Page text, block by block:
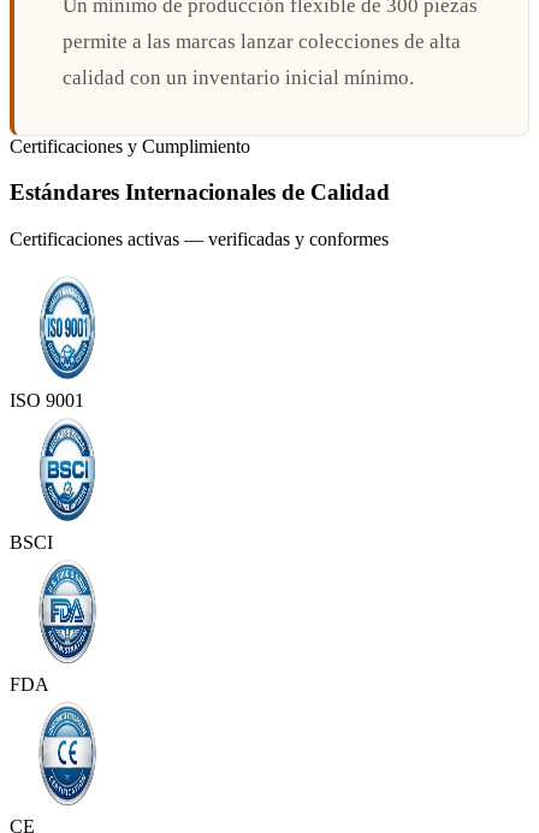
Un mínimo de producción flexible de 300 piezas
permite a las marcas lanzar colecciones de alta
calidad con un inventario inicial mínimo.
Certificaciones y Cumplimiento
Estándares Internacionales de Calidad
Certificaciones activas — verificadas y conformes
ISO 9001
BSCI
FDA
CE